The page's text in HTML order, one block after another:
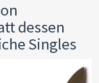
dessen
Singles